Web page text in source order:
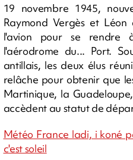
19 novembre 1945,
Raymond Vergès et
l'avion pour se rendre
l'aérodrome du... Port.
antillais, les deux élus
relâche pour obtenir que
Martinique, la
accèdent au statut de
Météo France ladi, i koné
c'est soleil